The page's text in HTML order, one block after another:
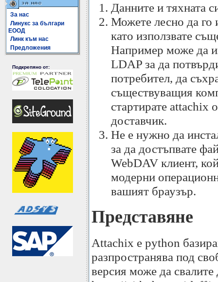
За нас
Линукс за българи
ЕООД
Линк към нас
Предложения
Подкрепяно от:
Данните и тяхната
Можете лесно да го
като използвате
Например може да
LDAP за да
потребител, да
съществуващия
стартирате attachix
доставчик.
Не е нужно да
за да достъпвате
WebDAV клиент,
модерни
вашият браузър.
Представяне
Attachix е python
разпространява под
версия може да